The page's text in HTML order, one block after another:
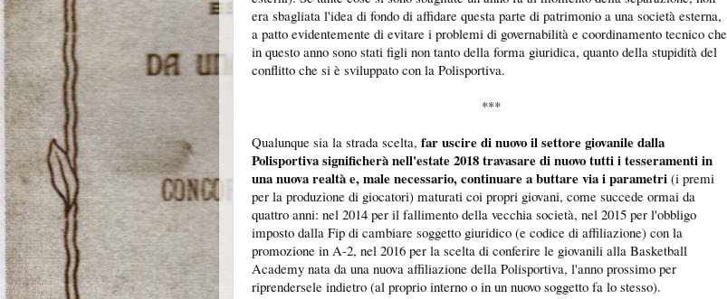
era sbagliata l'idea di fondo di affidare questa parte di patrimonio a una società esterna,
a patto evidentemente di evitare i problemi di governabilità e coordinamento tecnico che
in questo anno sono stati figli non tanto della forma giuridica, quanto della stupidità del
conflitto che si è sviluppato con la Polisportiva.
***
Qualunque sia la strada scelta, far uscire di nuovo il settore giovanile dalla
Polisportiva significherà nell'estate 2018 travasare di nuovo tutti i tesseramenti in
una nuova realtà e, male necessario, continuare a buttare via i parametri (i premi
per la produzione di giocatori) maturati coi propri giovani, come succede ormai da
quattro anni: nel 2014 per il fallimento della vecchia società, nel 2015 per l'obbligo
imposto dalla Fip di cambiare soggetto giuridico (e codice di affiliazione) con la
promozione in A-2, nel 2016 per la scelta di conferire le giovanili alla Basketball
Academy nata da una nuova affiliazione della Polisportiva, l'anno prossimo per
riprendersele indietro (al proprio interno o in un nuovo soggetto fa lo stesso).